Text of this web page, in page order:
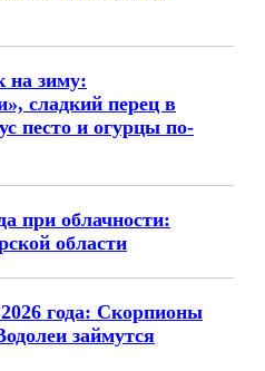
на зиму:
сладкий перец в
песто и огурцы по-
при облачности:
области
года: Скорпионы
займутся